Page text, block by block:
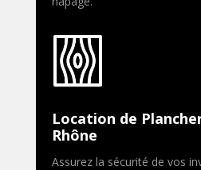
Location de
Rhône
Assurez la sécurité de vos